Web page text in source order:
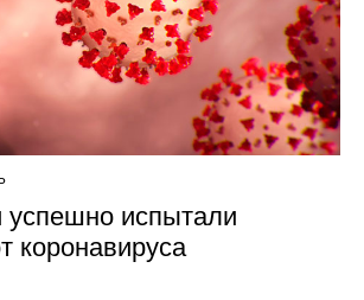
испытали
коронавируса